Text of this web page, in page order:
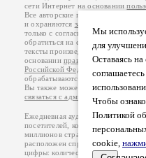
Мы
для
Оставаясь на
Чтобы
Политикой
cookie,
сети Интернет на основании
Все авторские права на
и охраняются законом
.
только с согласия его автора, к
обратиться на его авторской
тексты произведений авторы
основанииправил публикациии
Российской Федерации
обрабатываются на основании
Вы также можете посмотреть
связаться с администрацией
Ежедневная аудитория портала
посетителей, которые в общей
миллионов страниц по данным
расположен справа от этого
цифры: количество просмотров и